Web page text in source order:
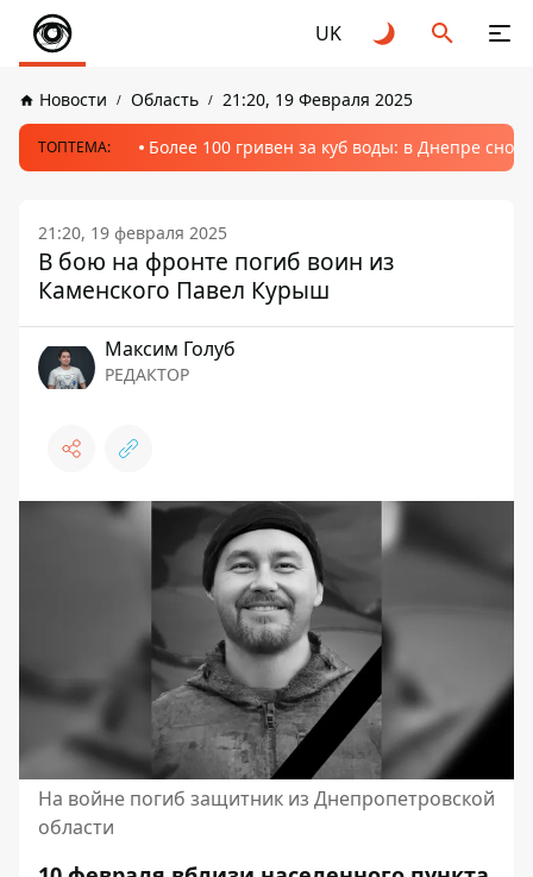
UK
Новости Область 21:20, 19 Февраля 2025
ТОПТЕМА: Более 100 гривен за куб воды: в Днепре
21:20, 19 февраля 2025
В бою на фронте погиб воин из
Каменского Павел Курыш
Максим Голуб
РЕДАКТОР
На войне погиб защитник из Днепропетровской
области